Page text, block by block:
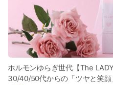
ホルモンゆらぎ世代【The
30/40/50代からの「ツヤと笑